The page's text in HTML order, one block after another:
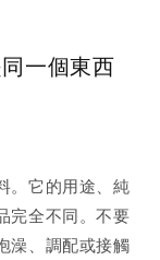
一個東西
。它的用途、純
完全不同。不要
澡、調配或接觸